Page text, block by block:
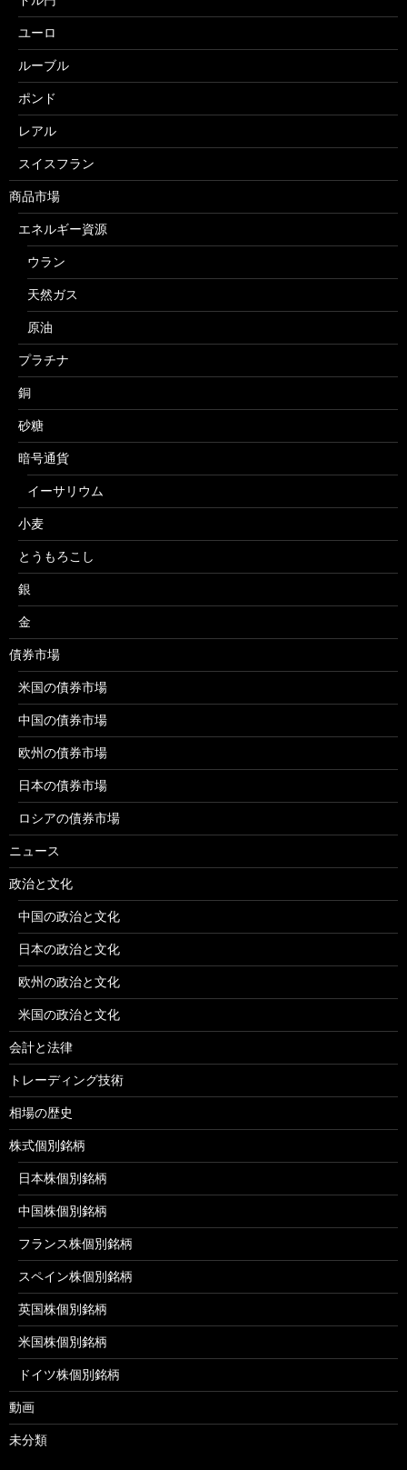
ユーロ
ルーブル
ポンド
レアル
スイスフラン
商品市場
エネルギー資源
ウラン
天然ガス
原油
プラチナ
銅
砂糖
暗号通貨
イーサリウム
小麦
とうもろこし
銀
金
債券市場
米国の債券市場
中国の債券市場
欧州の債券市場
日本の債券市場
ロシアの債券市場
ニュース
政治と文化
中国の政治と文化
日本の政治と文化
欧州の政治と文化
米国の政治と文化
会計と法律
トレーディング技術
相場の歴史
株式個別銘柄
日本株個別銘柄
中国株個別銘柄
フランス株個別銘柄
スペイン株個別銘柄
英国株個別銘柄
米国株個別銘柄
ドイツ株個別銘柄
動画
未分類